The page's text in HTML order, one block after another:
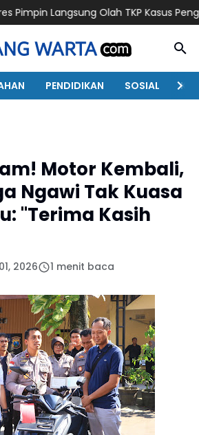
Olah TKP Kasus Penganiayaan
PENDIDIKAN SOSIAL
Motor Kembali,
Ngawi Tak Kuasa
"Terima Kasih
2026 1 menit baca